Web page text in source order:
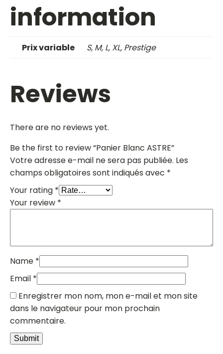
information
Prix variable S, M, L, XL, Prestige
Reviews
There are no reviews yet.
Be the first to review “Panier Blanc ASTRE”
Votre adresse e-mail ne sera pas publiée. Les
champs obligatoires sont indiqués avec *
Your rating *
Your review *
Name *
Email *
Enregistrer mon nom, mon e-mail et mon site
dans le navigateur pour mon prochain
commentaire.